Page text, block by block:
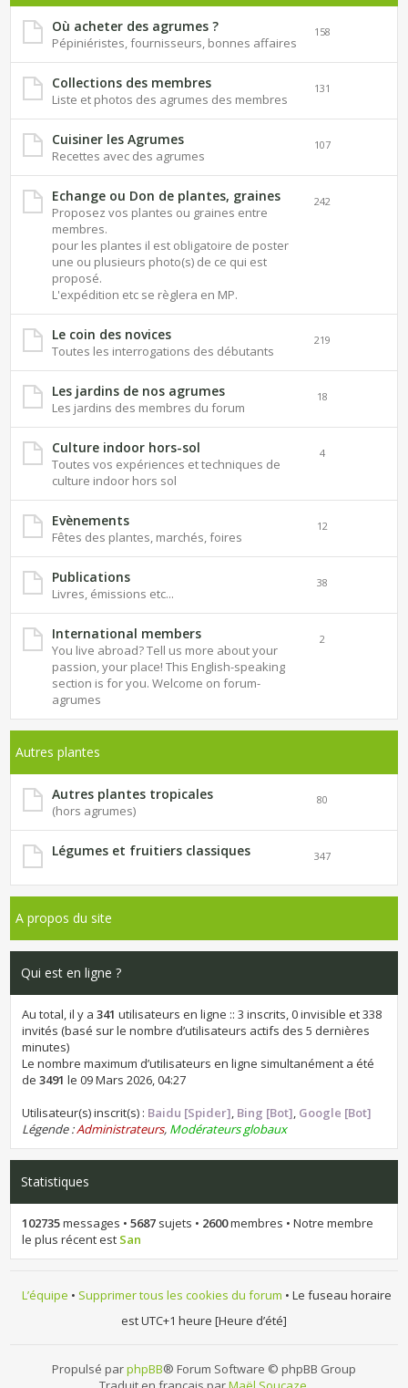
Où acheter des agrumes ?
Pépiniéristes, fournisseurs, bonnes affaires
158
Collections des membres
Liste et photos des agrumes des membres
131
Cuisiner les Agrumes
Recettes avec des agrumes
107
Echange ou Don de plantes, graines
Proposez vos plantes ou graines entre
membres.
pour les plantes il est obligatoire de poster
une ou plusieurs photo(s) de ce qui est
proposé.
L'expédition etc se règlera en MP.
242
Le coin des novices
Toutes les interrogations des débutants
219
Les jardins de nos agrumes
Les jardins des membres du forum
18
Culture indoor hors-sol
Toutes vos expériences et techniques de
culture indoor hors sol
4
Evènements
Fêtes des plantes, marchés, foires
12
Publications
Livres, émissions etc...
38
International members
You live abroad? Tell us more about your
passion, your place! This English-speaking
section is for you. Welcome on forum-
agrumes
2
Autres plantes
Autres plantes tropicales
(hors agrumes)
80
Légumes et fruitiers classiques 347
A propos du site
Qui est en ligne ?
Au total, il y a341 utilisateurs en ligne :: 3 inscrits, 0 invisible et 338
invités (basé sur le nombre d’utilisateurs actifs des 5 dernières
minutes)
Le nombre maximum d’utilisateurs en ligne simultanément a été
de3491 le 09 Mars 2026, 04:27
Utilisateur(s) inscrit(s) : Baidu [Spider], Bing [Bot], Google [Bot]
Légende :Administrateurs, Modérateurs globaux
Statistiques
102735messages •5687 sujets • 2600membres • Notre membre
le plus récent est San
L’équipe • Supprimer tous les cookies du forum • Le fuseau horaire
est UTC+1 heure [Heure d’été]
Propulsé parphpBB® Forum Software © phpBB Group